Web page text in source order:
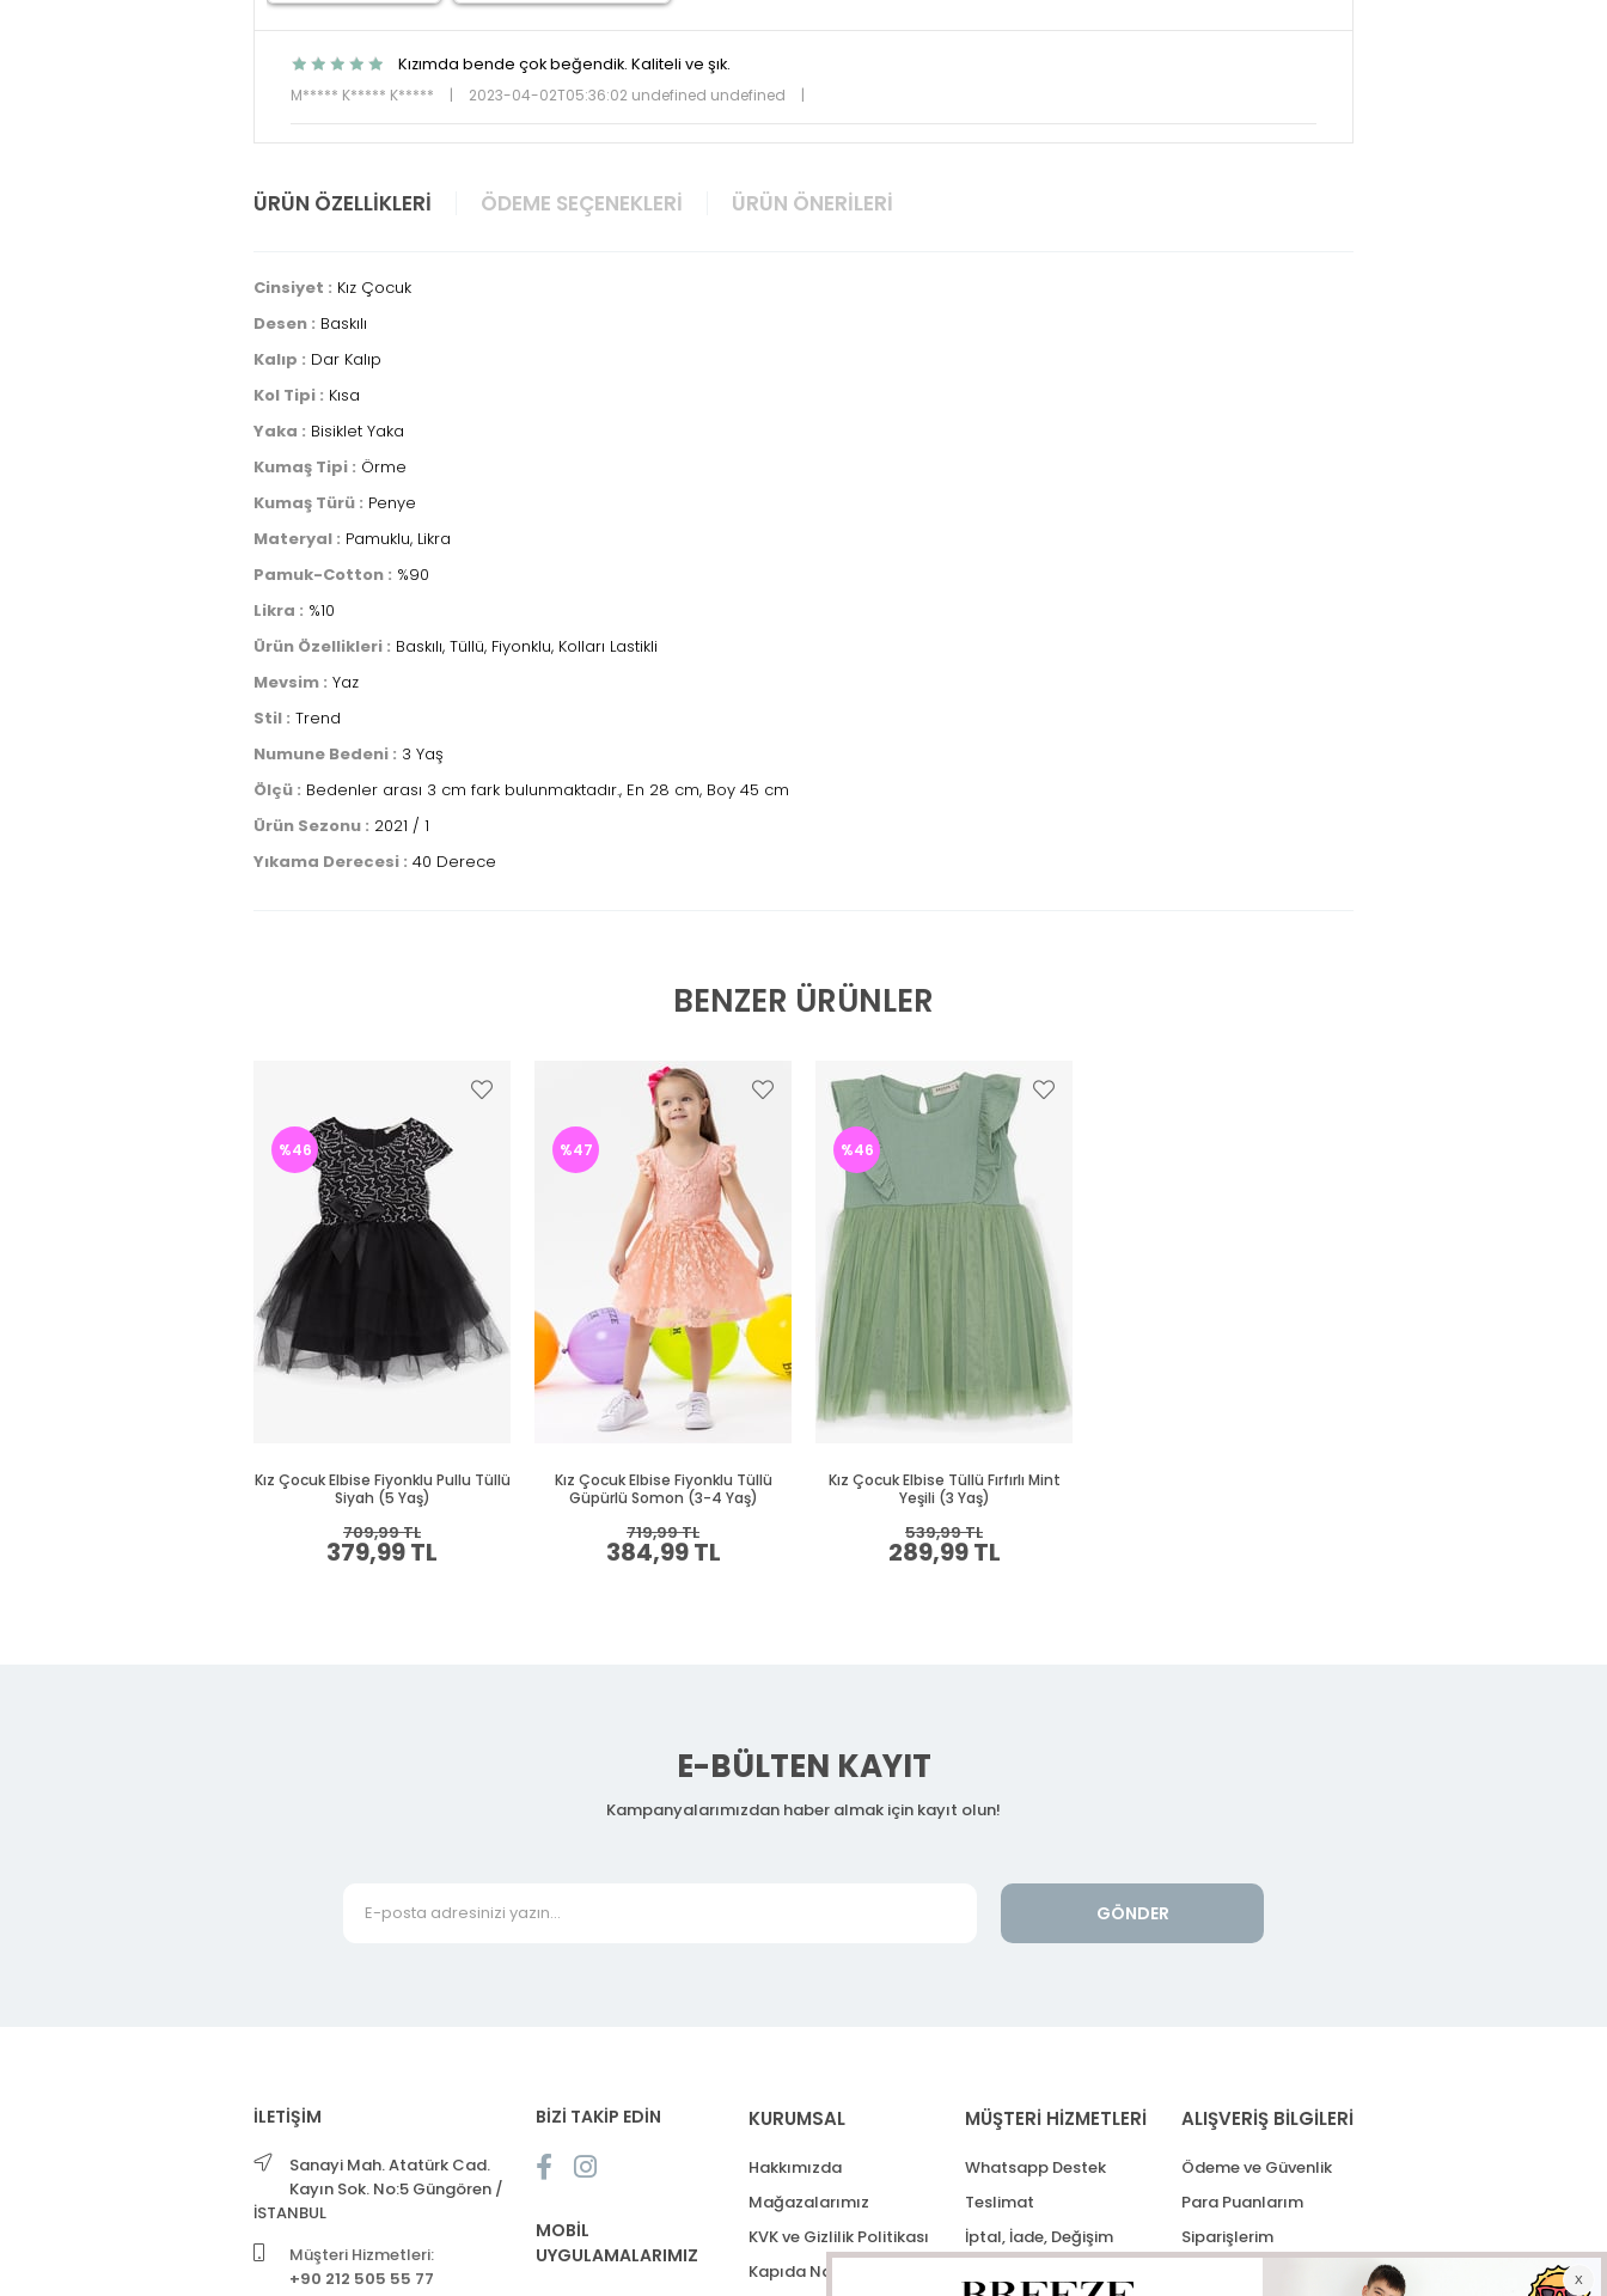
Kızımda bende çok beğendik. Kaliteli ve şık.
M***** K***** K*****
| 2023-04-02T05:36:02 undefined undefined |
ÜRÜN ÖZELLIKLERI ÖDEME SEÇENEKLERI ÜRÜN ÖNERILERI
Cinsiyet : Kız Çocuk
Desen : Baskılı
Kalıp : Dar Kalıp
Kol Tipi : Kısa
Yaka : Bisiklet Yaka
Kumaş Tipi : Örme
Kumaş Türü : Penye
Materyal : Pamuklu, Likra
Pamuk-Cotton : %90
Likra : %10
Ürün Özellikleri : Baskılı, Tüllü, Fiyonklu, Kolları Lastikli
Mevsim : Yaz
Stil : Trend
Numune Bedeni : 3 Yaş
Ölçü : Bedenler arası 3 cm fark bulunmaktadır., En 28 cm, Boy 45 cm
Ürün Sezonu : 2021 / 1
Yıkama Derecesi : 40 Derece
BENZER ÜRÜNLER
Kız Çocuk Elbise Fiyonklu Pullu Tüllü
Siyah (5 Yaş)
379,99 TL
709,99 TL
%46
Kız Çocuk Elbise Fiyonklu Tüllü
Güpürlü Somon (3-4 Yaş)
384,99 TL
719,99 TL
%47
Kız Çocuk Elbise Tüllü Fırfırlı Mint
Yeşili (3 Yaş)
289,99 TL
539,99 TL
%46
E-BÜLTEN KAYIT
Kampanyalarımızdan haber almak için kayıt olun!
GÖNDER
İLETİŞİM
Sanayi Mah. Atatürk Cad.
Kayın Sok. No:5 Güngören /
İSTANBUL
Müşteri Hizmetleri:
+90 212 505 55 77
BİZİ TAKİP EDİN
MOBİL
UYGULAMALARIMIZ
KURUMSAL
Hakkımızda
Mağazalarımız
KVK ve Gizlilik Politikası
Kapıda Nakit Ödeme
MÜŞTERİ HİZMETLERİ
Whatsapp Destek
Teslimat
İptal, İade, Değişim
ALIŞVERİŞ BİLGİLERİ
Ödeme ve Güvenlik
Para Puanlarım
Siparişlerim